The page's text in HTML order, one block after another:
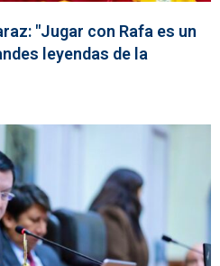
"Jugar con Rafa es un
leyendas de la